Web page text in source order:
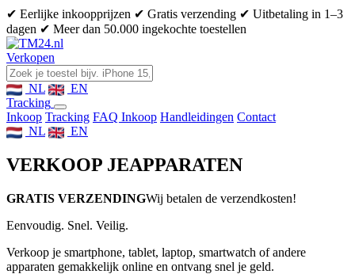
✔ Eerlijke inkoopprijzen ✔ Gratis verzending ✔ Uitbetaling in 1–3
dagen ✔ Meer dan 50.000 ingekochte toestellen
Verkopen
NL
EN
Tracking
Inkoop Tracking FAQ Inkoop Handleidingen Contact
NL
EN
VERKOOP JEAPPARATEN
GRATIS VERZENDINGWij betalen de verzendkosten!
Eenvoudig. Snel. Veilig.
Verkoop je smartphone, tablet, laptop, smartwatch of andere
apparaten gemakkelijk online en ontvang snel je geld.